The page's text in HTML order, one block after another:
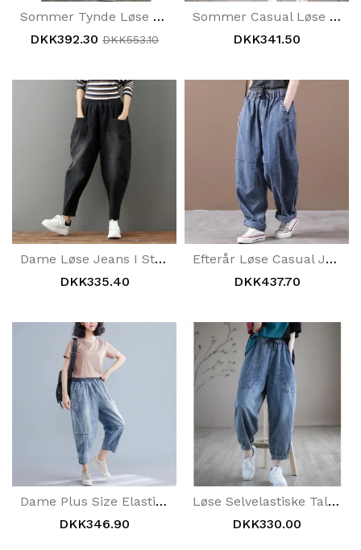
Sommer Tynde Løse Denim Jeans
DKK392.30 DKK553.10
Sommer Casual Løse Slim Jeans
DKK341.50
Dame Løse Jeans I Stor Størrelse
DKK335.40
Efterår Løse Casual Jeans Med Brede Ben
DKK437.70
Dame Plus Size Elastiske Tynde Denimbukser
DKK346.90
Løse Selvelastiske Talje Denim Harem Jeans
DKK330.00